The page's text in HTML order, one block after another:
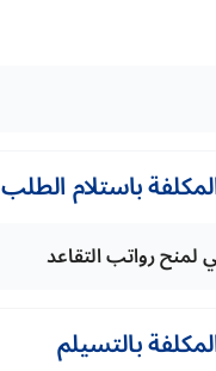
باستلام الطلب
لمنح رواتب التقاعد
بالتسيلم